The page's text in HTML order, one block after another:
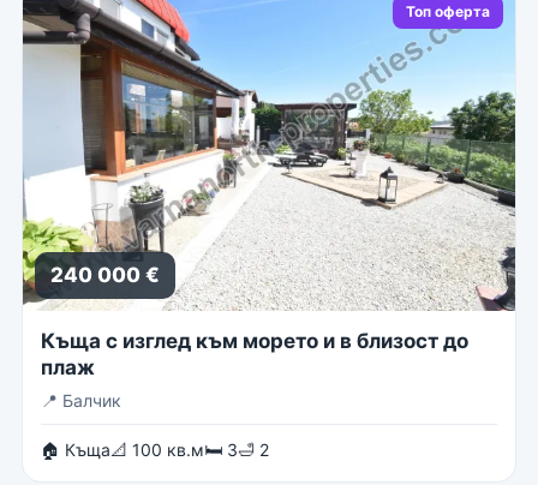
Топ оферта
240 000 €
Къща с изглед към морето и в близост до
плаж
📍 Балчик
🏠 Къща📐 100 кв.м🛏 3🛁 2